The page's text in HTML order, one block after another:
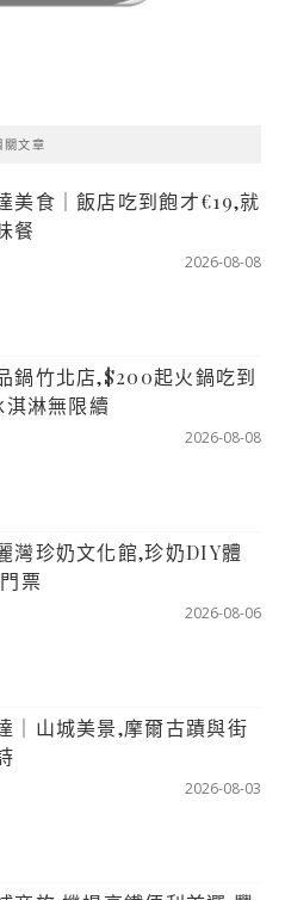
關文章
美食｜飯店吃到飽才€19,就
餐
2026-08-08
鍋竹北店,$200起火鍋吃到
淋無限續
2026-08-08
灣珍奶文化館,珍奶DIY體
票
2026-08-06
｜山城美景,摩爾古蹟與街
2026-08-03